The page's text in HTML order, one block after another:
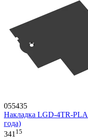
055435
Накладка LGD-4TR-
года)
34115